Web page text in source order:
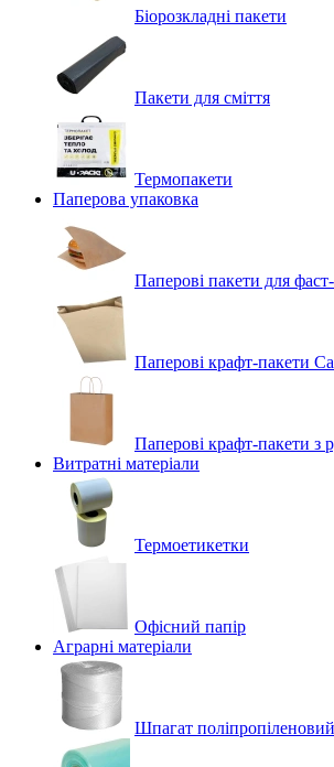
Біорозкладні пакети
Пакети для сміття
Термопакети
Паперова упаковка
Паперові пакети для
Паперові крафт-пакети
Паперові крафт-пакети з
Витратні матеріали
Термоетикетки
Офісний папір
Аграрні матеріали
Шпагат поліпропіленовий